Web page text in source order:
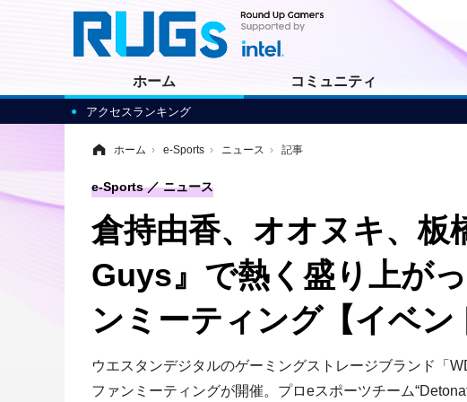
ホーム
アクセスランキング
コミュニティ
ホーム › e-Sports › ニュース › 記事
倉持由香、オオヌキ、
Guys』で熱く盛り上が
ンミーティング【イベン
ウエスタンデジタルのゲーミングストレージブランド「
ファンミーティングが開催。プロeスポーツチーム
e-Sports ニュース